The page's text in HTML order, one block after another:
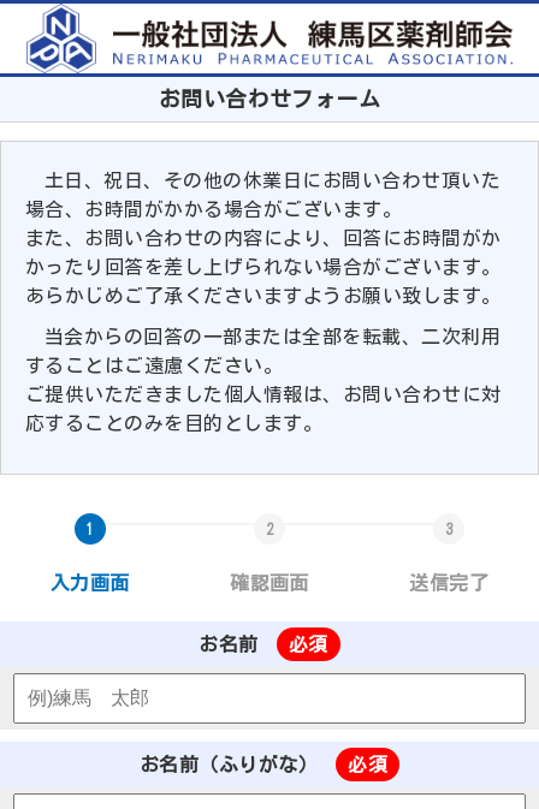
お問い合わせフォーム
土日、祝日、その他の休業日にお問い合わせ頂いた
場合、お時間がかかる場合がございます。
また、お問い合わせの内容により、回答にお時間がか
かったり回答を差し上げられない場合がございます。
あらかじめご了承くださいますようお願い致します。
当会からの回答の一部または全部を転載、二次利用
することはご遠慮ください。
ご提供いただきました個人情報は、お問い合わせに対
応することのみを目的とします。
入力画面 確認画面 送信完了
お名前 必須
お名前（ふりがな） 必須